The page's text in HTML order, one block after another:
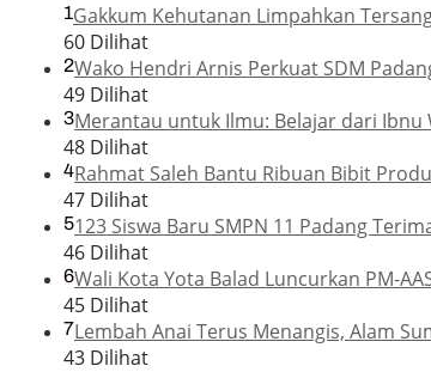
1Gakkum Kehutanan Limpahkan
60 Dilihat
2Wako Hendri Arnis Perkuat SDM
49 Dilihat
3Merantau untuk Ilmu: Belajar dari Ibnu
48 Dilihat
4Rahmat Saleh Bantu Ribuan Bibit
47 Dilihat
5123 Siswa Baru SMPN 11 Padang
46 Dilihat
6Wali Kota Yota Balad Luncurkan PM-
45 Dilihat
7Lembah Anai Terus Menangis, Alam
43 Dilihat